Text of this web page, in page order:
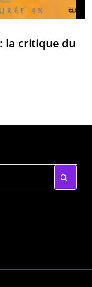
la critique du